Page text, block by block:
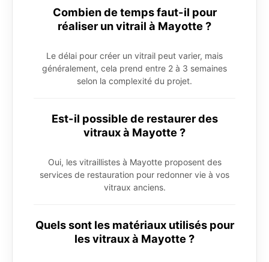
Combien de temps faut-il pour
réaliser un vitrail à Mayotte ?
Le délai pour créer un vitrail peut varier, mais
généralement, cela prend entre 2 à 3 semaines
selon la complexité du projet.
Est-il possible de restaurer des
vitraux à Mayotte ?
Oui, les vitraillistes à Mayotte proposent des
services de restauration pour redonner vie à vos
vitraux anciens.
Quels sont les matériaux utilisés pour
les vitraux à Mayotte ?